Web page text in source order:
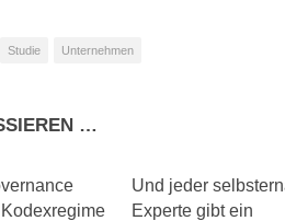
Studie Unternehmen
…
Und jeder
Experte gibt ein